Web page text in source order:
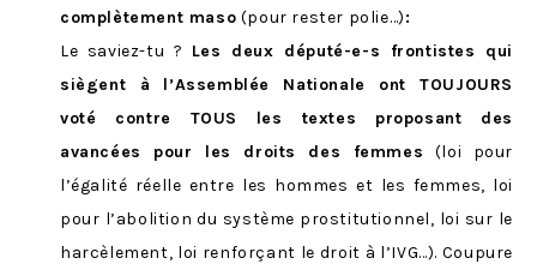
complètement maso (pour rester polie…):
Le saviez-tu ? Les deux député-e-s frontistes qui
siègent à l’Assemblée Nationale ont TOUJOURS
voté contre TOUS les textes proposant des
avancées pour les droits des femmes (loi pour
l’égalité réelle entre les hommes et les femmes, loi
pour l’abolition du système prostitutionnel, loi sur le
harcèlement, loi renforçant le droit à l’IVG…). Coupure